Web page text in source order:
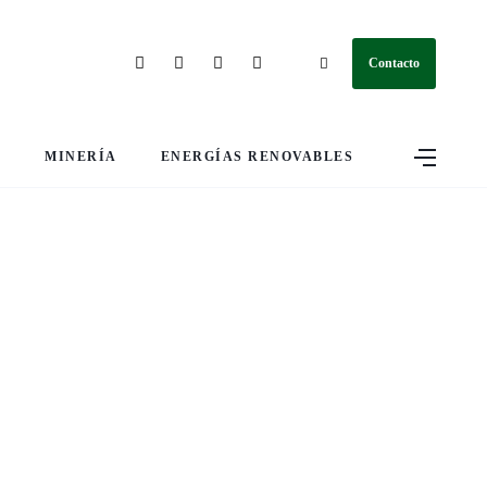
Contacto
MINERÍA ENERGÍAS RENOVABLES